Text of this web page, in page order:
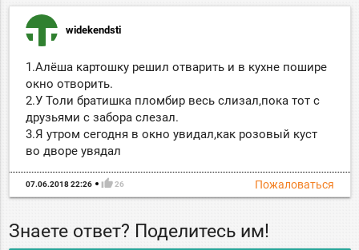
widekendsti
1.Алёша картошку решил отварить и в кухне пошире
окно отворить.
2.У Толи братишка пломбир весь слизал,пока тот с
друзьями с забора слезал.
3.Я утром сегодня в окно увидал,как розовый куст
во дворе увядал
Пожаловаться
07.06.2018 22:26 thumb_up 26
Знаете ответ? Поделитесь им!